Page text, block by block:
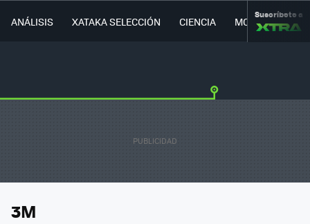
ANÁLISIS XATAKA SELECCIÓN CIENCIA MOVILIDAD
Suscríbete a
3M